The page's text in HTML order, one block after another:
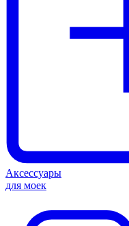
Аксессуары
для моек